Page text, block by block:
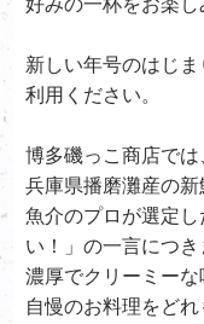
新しい年号のはじ
利用ください。
博多磯っこ商店では
兵庫県播磨灘産の新
魚介のプロが選定
い！」の一言につき
濃厚でクリーミーな
自慢のお料理をど